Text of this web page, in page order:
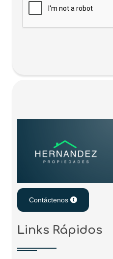
Contáctenos
Links Rápidos